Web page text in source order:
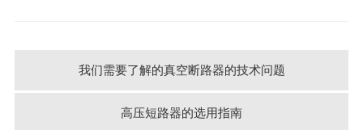
我们需要了解的真空断路器的技术问题
高压短路器的选用指南